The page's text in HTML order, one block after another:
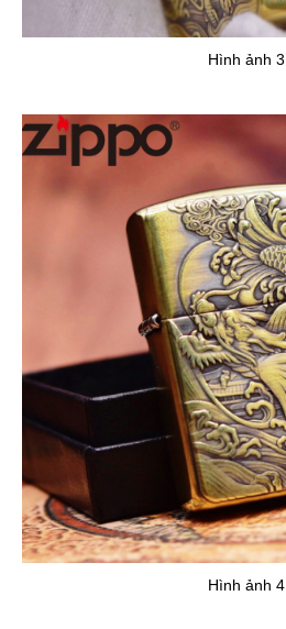
Hình ảnh 3
Hình ảnh 4